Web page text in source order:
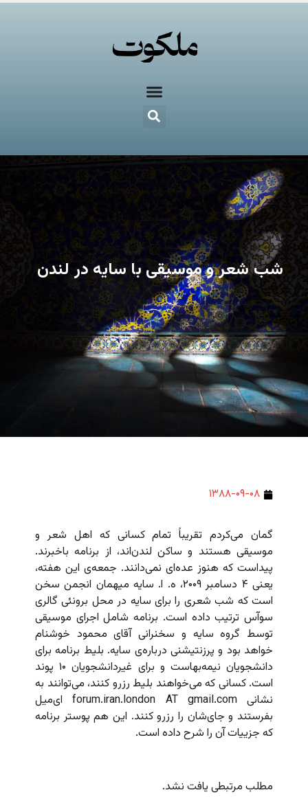
شب شعر و موسیقی با سایه در لندن
۱۳۸۸-۰۹-۰۸
گمان می‌کردم تقریباً تمام کسانی که اهل شعر و
موسیقی هستند و ساکن لندن‌اند، از برنامه باخبرند.
پیداست که هنوز عده‌ای نمی‌دانند. جمعه‌ی این هفته،
یعنی ۴ دسامبر ۲۰۰۹، ه. ا. سایه میهمان انجمن سخن
است که شب شعری را برای سایه در محل برونئی گالری
سوآس ترتیب داده است. برنامه شامل اجرای موسیقی
توسط گروه سایه و سخنرانی آقای محمود خوشنام
خواهد بود و پرزنتیشنی درباره‌ی سایه. بلیط برنامه برای
دانشجویان نیمه‌بهاست و برای غیردانشجویان ۱۰ پوند
است. کسانی که می‌خواهند بلیط رزرو کنند، می‌توانند به
نشانی forum.iran.london AT gmail.com ای‌میل
بفرستند و جای‌شان را رزرو کنند. این هم پوستر برنامه
که جزییات آن را شرح داده است.
مطلب مرتبطی یافت نشد.